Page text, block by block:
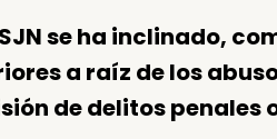
se ha inclinado,
a raíz de los
de delitos penales